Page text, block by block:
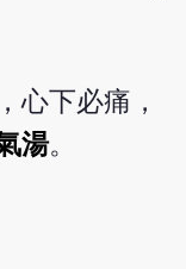
心下必痛，
湯。